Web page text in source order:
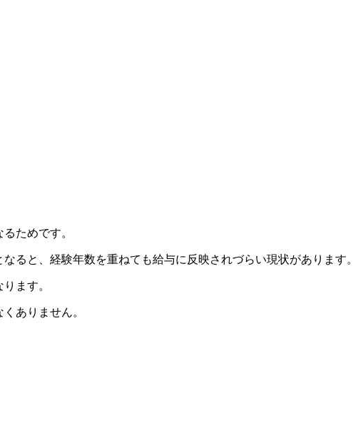
るためです。
ると、経験年数を重ねても給与に反映されづらい現状があります。
ます。
ありません。